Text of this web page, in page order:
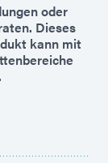
oder
Dieses
kann mit